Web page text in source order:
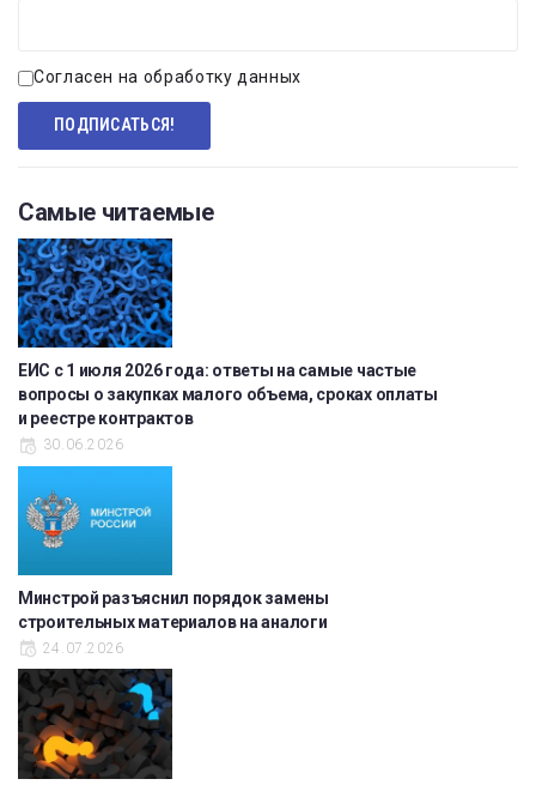
Согласен на обработку данных
Самые читаемые
ЕИС с 1 июля 2026 года: ответы на самые частые
вопросы о закупках малого объема, сроках оплаты
и реестре контрактов
30.06.2026
Минстрой разъяснил порядок замены
строительных материалов на аналоги
24.07.2026